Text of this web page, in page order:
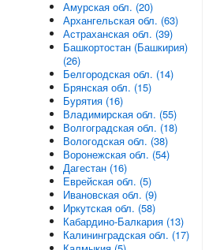
Амурская обл. (20)
Архангельская обл. (63)
Астраханская обл. (39)
Башкортостан (Башкирия)
(26)
Белгородская обл. (14)
Брянская обл. (15)
Бурятия (16)
Владимирская обл. (55)
Волгоградская обл. (18)
Вологодская обл. (38)
Воронежская обл. (54)
Дагестан (16)
Еврейская обл. (5)
Ивановская обл. (9)
Иркутская обл. (58)
Кабардино-Балкария (13)
Калининградская обл. (17)